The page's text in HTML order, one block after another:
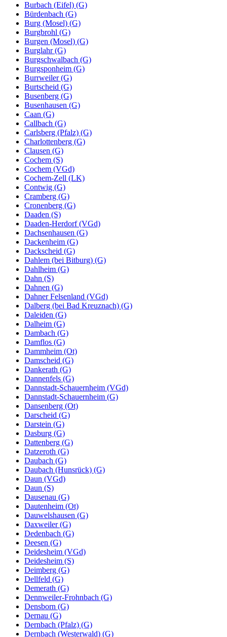
Burbach (Eifel) (G)
Bürdenbach (G)
Burg (Mosel) (G)
Burgbrohl (G)
Burgen (Mosel) (G)
Burglahr (G)
Burgschwalbach (G)
Burgsponheim (G)
Burrweiler (G)
Burtscheid (G)
Busenberg (G)
Busenhausen (G)
Caan (G)
Callbach (G)
Carlsberg (Pfalz) (G)
Charlottenberg (G)
Clausen (G)
Cochem (S)
Cochem (VGd)
Cochem-Zell (LK)
Contwig (G)
Cramberg (G)
Cronenberg (G)
Daaden (S)
Daaden-Herdorf (VGd)
Dachsenhausen (G)
Dackenheim (G)
Dackscheid (G)
Dahlem (bei Bitburg) (G)
Dahlheim (G)
Dahn (S)
Dahnen (G)
Dahner Felsenland (VGd)
Dalberg (bei Bad Kreuznach) (G)
Daleiden (G)
Dalheim (G)
Dambach (G)
Damflos (G)
Dammheim (Ot)
Damscheid (G)
Dankerath (G)
Dannenfels (G)
Dannstadt-Schauernheim (VGd)
Dannstadt-Schauernheim (G)
Dansenberg (Ot)
Darscheid (G)
Darstein (G)
Dasburg (G)
Dattenberg (G)
Datzeroth (G)
Daubach (G)
Daubach (Hunsrück) (G)
Daun (VGd)
Daun (S)
Dausenau (G)
Dautenheim (Ot)
Dauwelshausen (G)
Daxweiler (G)
Dedenbach (G)
Deesen (G)
Deidesheim (VGd)
Deidesheim (S)
Deimberg (G)
Dellfeld (G)
Demerath (G)
Dennweiler-Frohnbach (G)
Densborn (G)
Dernau (G)
Dernbach (Pfalz) (G)
Dernbach (Westerwald) (G)